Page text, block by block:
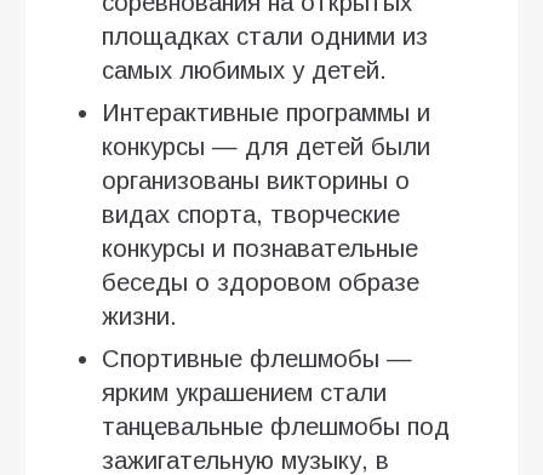
площадках стали одними из
самых любимых у детей.
Интерактивные программы и
конкурсы — для детей были
организованы викторины о
видах спорта, творческие
конкурсы и познавательные
беседы о здоровом образе
жизни.
Спортивные флешмобы —
ярким украшением стали
танцевальные флешмобы под
зажигательную музыку, в